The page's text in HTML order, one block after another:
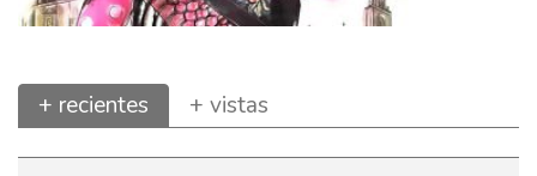
+ recientes + vistas